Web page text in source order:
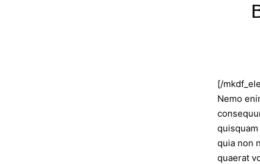
[/
Nemo
quia non
quaerat